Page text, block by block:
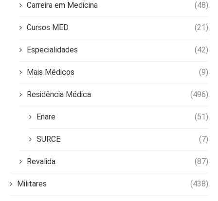
Carreira em Medicina (48)
Cursos MED (21)
Especialidades (42)
Mais Médicos (9)
Residência Médica (496)
Enare (51)
SURCE (7)
Revalida (87)
Militares (438)